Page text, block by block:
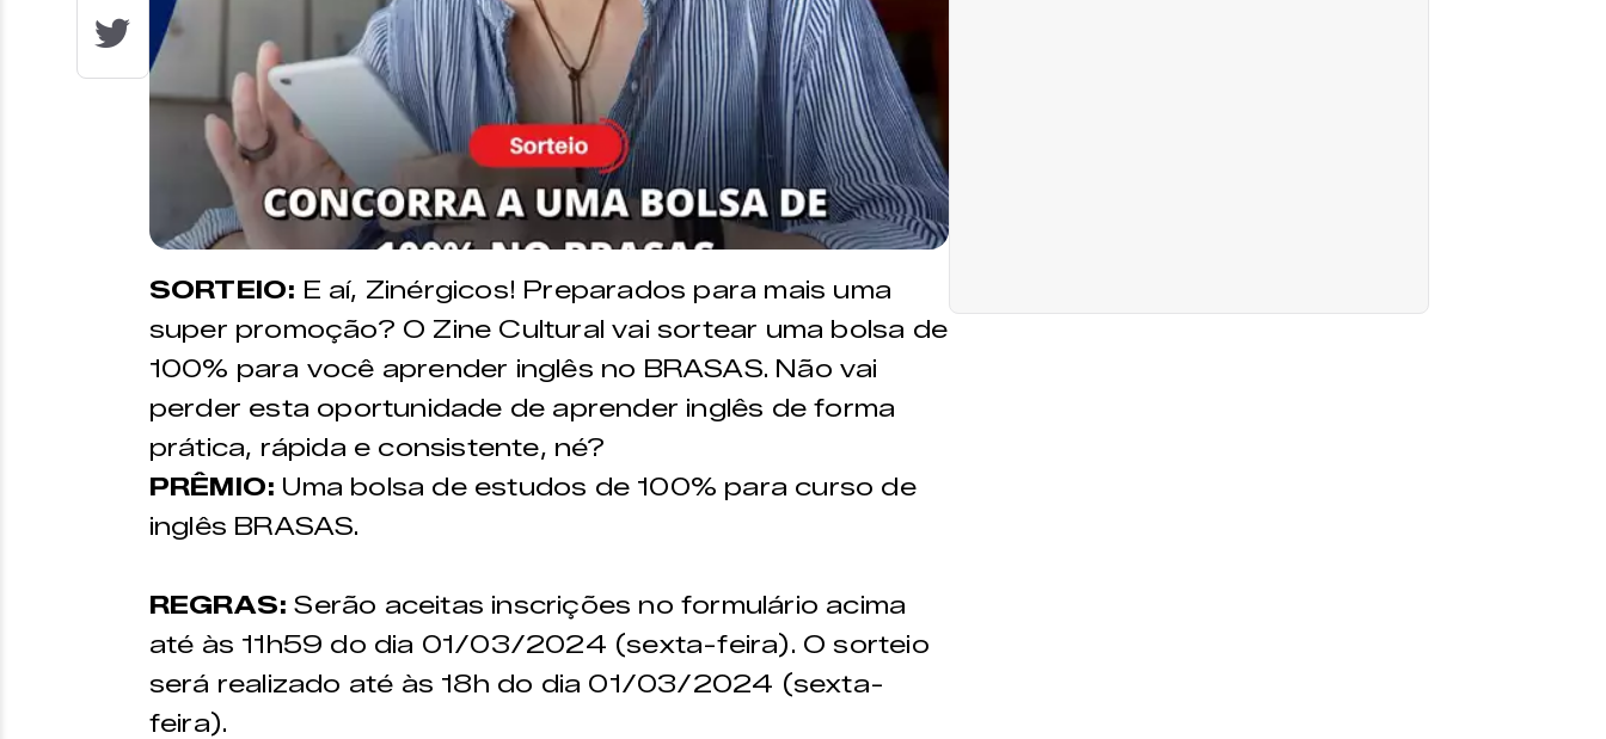
SORTEIO: E aí, Zinérgicos! Preparados para mais uma
super promoção? O Zine Cultural vai sortear uma bolsa de
100% para você aprender inglês no BRASAS. Não vai
perder esta oportunidade de aprender inglês de forma
prática, rápida e consistente, né?
PRÊMIO: Uma bolsa de estudos de 100% para curso de
inglês BRASAS.
REGRAS: Serão aceitas inscrições no formulário acima
até às 11h59 do dia 01/03/2024 (sexta-feira). O sorteio
será realizado até às 18h do dia 01/03/2024 (sexta-
feira).